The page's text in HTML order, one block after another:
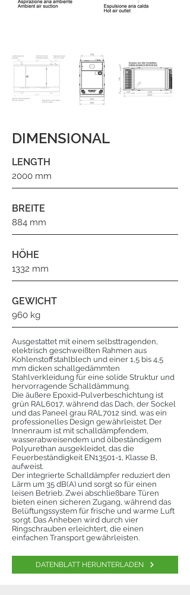
DIMENSIONAL
LENGTH
2000 mm
BREITE
884 mm
HÖHE
1332 mm
GEWICHT
960 kg
Ausgestattet mit einem selbsttragenden,
elektrisch geschweißten Rahmen aus
Kohlenstoffstahlblech und einer 1,5 bis 4,5
mm dicken schallgedämmten
Stahlverkleidung für eine solide Struktur und
hervorragende Schalldämmung.
Die äußere Epoxid-Pulverbeschichtung ist
grün RAL6017, während das Dach, der Sockel
und das Paneel grau RAL7012 sind, was ein
professionelles Design gewährleistet. Der
Innenraum ist mit schalldämpfendem,
wasserabweisendem und ölbeständigem
Polyurethan ausgekleidet, das die
Feuerbeständigkeit EN13501-1, Klasse B,
aufweist.
Der integrierte Schalldämpfer reduziert den
Lärm um 35 dB(A) und sorgt so für einen
leisen Betrieb. Zwei abschließbare Türen
bieten einen sicheren Zugang, während das
Belüftungssystem für frische und warme Luft
sorgt. Das Anheben wird durch vier
Ringschrauben erleichtert, die einen
einfachen Transport gewährleisten.
DATENBLATT HERUNTERLADEN